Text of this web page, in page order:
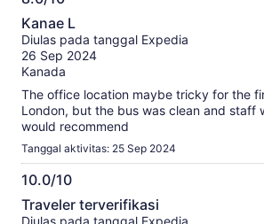
8.0
dari
10
Kanae L
Diulas pada tanggal Expedia
26 Sep 2024
Kanada
The office location maybe tricky for the
London, but the bus was clean and staff
would recommend
Tanggal aktivitas: 25 Sep 2024
10.0/10
10.0
dari
Traveler terverifikasi